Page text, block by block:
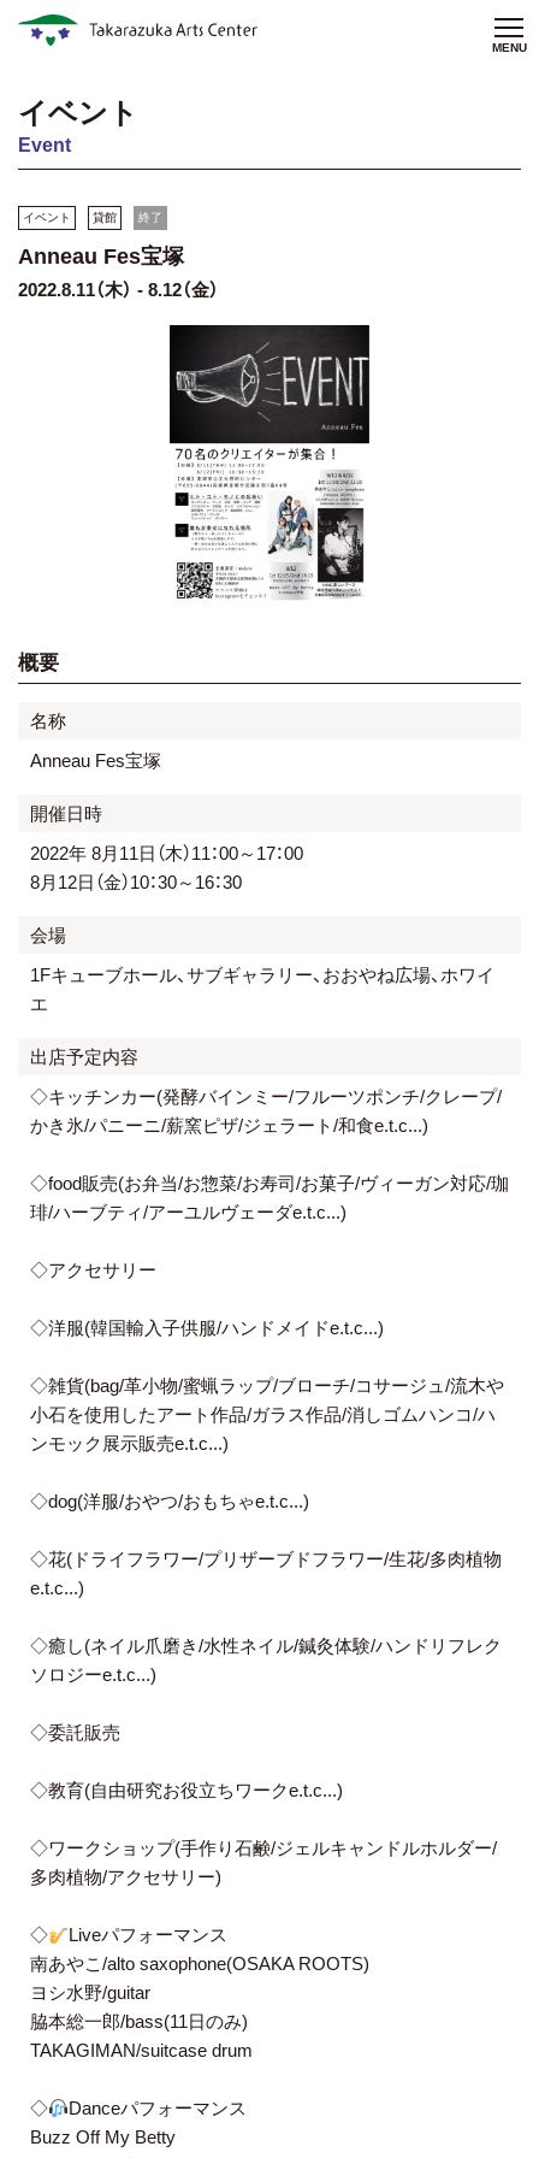
MENU
イベント
Event
イベント 貸館 終了
Anneau Fes宝塚
2022.8.11（木） - 8.12（金）
概要
名称
Anneau Fes宝塚
開催日時
2022年 8月11日（木）11：00～17：00
8月12日（金）10：30～16：30
会場
1Fキューブホール、サブギャラリー、おおやね広場、ホワイ
エ
出店予定内容
◇キッチンカー(発酵バインミー/フルーツポンチ/クレープ/
かき氷/パニーニ/薪窯ピザ/ジェラート/和食e.t.c...)
◇food販売(お弁当/お惣菜/お寿司/お菓子/ヴィーガン対応/珈
琲/ハーブティ/アーユルヴェーダe.t.c...)
◇アクセサリー
◇洋服(韓国輸入子供服/ハンドメイドe.t.c...)
◇雑貨(bag/革小物/蜜蝋ラップ/ブローチ/コサージュ/流木や
小石を使用したアート作品/ガラス作品/消しゴムハンコ/ハ
ンモック展示販売e.t.c...)
◇dog(洋服/おやつ/おもちゃe.t.c...)
◇花(ドライフラワー/プリザーブドフラワー/生花/多肉植物
e.t.c...)
◇癒し(ネイル爪磨き/水性ネイル/鍼灸体験/ハンドリフレク
ソロジーe.t.c...)
◇委託販売
◇教育(自由研究お役立ちワークe.t.c...)
◇ワークショップ(手作り石鹸/ジェルキャンドルホルダー/
多肉植物/アクセサリー)
◇
Liveパフォーマンス
南あやこ/alto saxophone(OSAKA ROOTS)
ヨシ水野/guitar
脇本総一郎/bass(11日のみ)
TAKAGIMAN/suitcase drum
◇
Danceパフォーマンス
Buzz Off My Betty